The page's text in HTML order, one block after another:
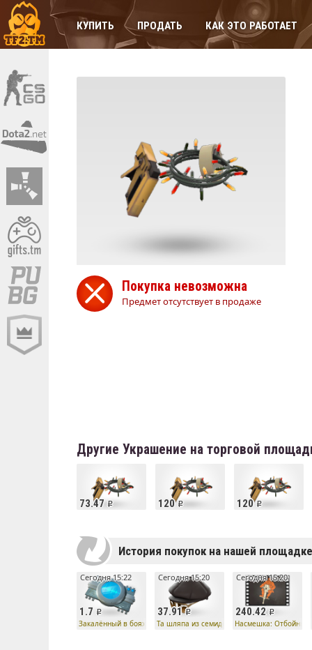
КУПИТЬ ПРОДАТЬ КАК ЭТО РАБОТАЕТ
Покупка невозможна
Предмет отсутствует в продаже
Другие Украшение на торговой
73.47 120 120
История покупок на нашей площадке
1.7
Сегодня 15:22
Закалённый в боях процессор насмешек робота
37.91
Сегодня 15:20
Та шляпа из семидесятых
240.42
Сегодня 15:20
Насмешка: Отбойные